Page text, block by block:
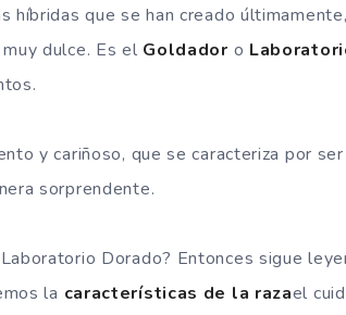
híbridas que se han creado
dulce. Es el Goldador o
y cariñoso, que se caracteriza por
sorprendente.
Dorado? Entonces sigue
la características de la razael